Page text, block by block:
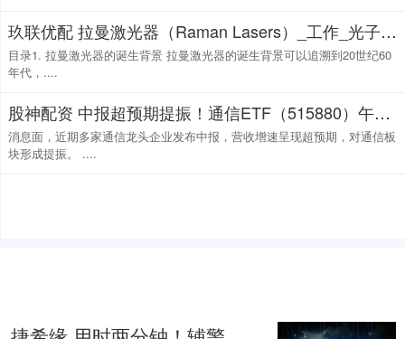
玖联优配 拉曼激光器（Raman Lasers）_工作_光子_频率
目录1. 拉曼激光器的诞生背景 拉曼激光器的诞生背景可以追溯到20世纪60
年代，....
股神配资 中报超预期提振！通信ETF（515880）午后大涨超6%，近10日吸金超20亿元，规模近70亿元！没有“纯元”光模块ETF，看看“甄嬛”通信ETF！
消息面，近期多家通信龙头企业发布中报，营收增速呈现超预期，对通信板
块形成提振。 ....